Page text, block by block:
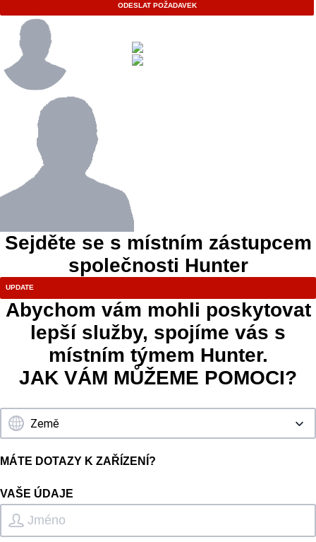
ODESLAT POŽADAVEK
Sejděte se s místním zástupcem
společnosti Hunter
Abychom vám mohli poskytovat
lepší služby, spojíme vás s
místním týmem Hunter.
JAK VÁM MŮŽEME POMOCI?
MÁTE DOTAZY K ZAŘÍZENÍ?
VAŠE ÚDAJE